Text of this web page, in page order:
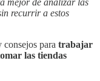
recurrir a estos
consejos para trabajar
las tiendas